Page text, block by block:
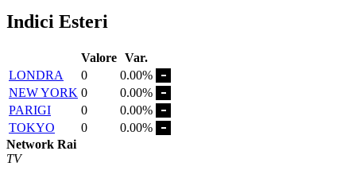
Indici Esteri
Valore Var.
LONDRA
0
0.00%
NEW YORK 0
0.00%
PARIGI
0
0.00%
TOKYO
0
0.00%
Network Rai
TV